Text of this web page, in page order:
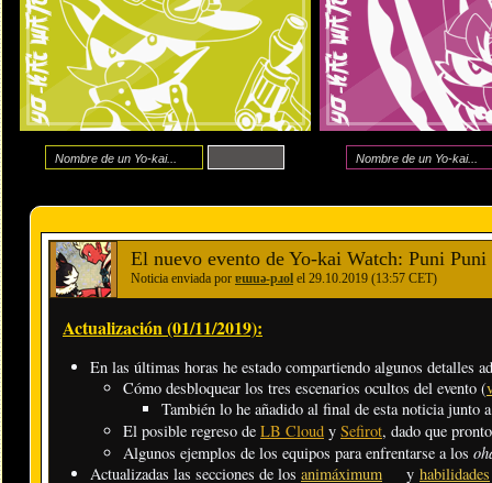
El nuevo evento de Yo-kai Watch: Puni
Noticia enviada por ɐɯuǝ-pɹol el 29.10.2019 (13:57 CET)
Actualización (01/11/2019):
En las últimas horas he estado compartiendo algunos detalles
Cómo desbloquear los tres escenarios ocultos del evento (
También lo he añadido al final de esta noticia junto
El posible regreso de LB Cloud y Sefirot, dado que
Algunos ejemplos de los equipos para enfrentarse a los
Actualizadas las secciones de los animáximum y habilidades